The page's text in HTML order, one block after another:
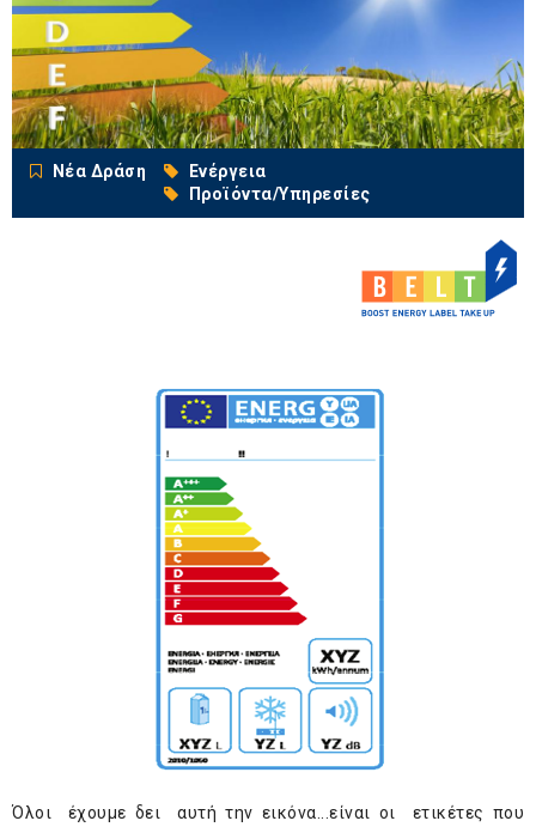
Νέα Δράση
Ενέργεια
Προϊόντα/Υπηρεσίες
Όλοι έχουμε δει αυτή την εικόνα...είναι οι ετικέτες που